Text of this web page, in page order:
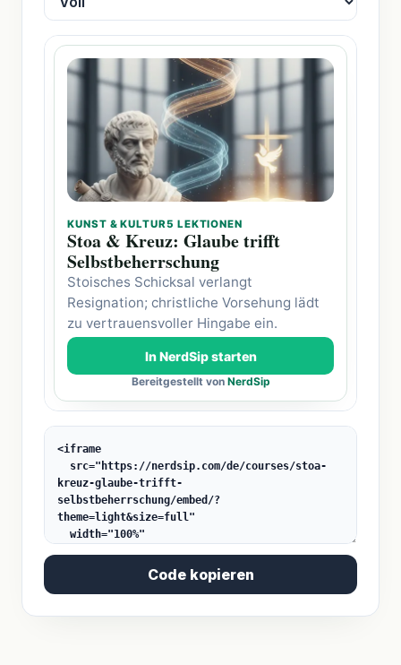
Code kopieren